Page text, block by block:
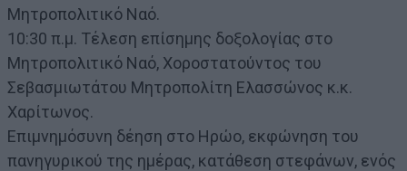
Μητροπολιτικό Ναό.
10:30 π.μ. Τέλεση επίσημης δοξολογίας στο
Μητροπολιτικό Ναό, Χοροστατούντος του
Σεβασμιωτάτου Μητροπολίτη Ελασσώνος κ.κ.
Χαρίτωνος.
Επιμνημόσυνη δέηση στο Ηρώο, εκφώνηση του
πανηγυρικού της ημέρας, κατάθεση στεφάνων, ενός